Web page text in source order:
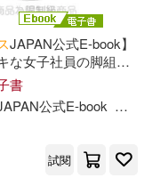
JAPAN公式E-book】
な女子社員の脚組み
チラに心奪われた僕
記念日も忘れてラブ
溺れてしまった‥黒パ
脚で腿コキ足コキで
ンド騎乗位で週8ザー
取られ離婚寸前パコ
書
公式E-book 水端
試閱